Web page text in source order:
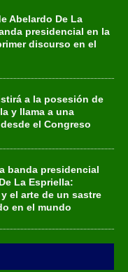
Abelardo De La
presidencial en la
discurso en el
a la posesión de
y llama a una
el Congreso
banda presidencial
La Espriella:
el arte de un sastre
en el mundo